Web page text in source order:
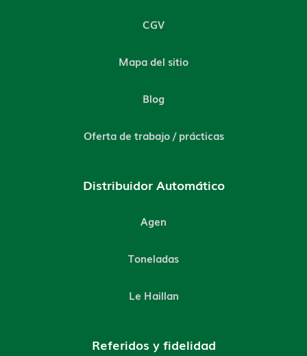
CGV
Mapa del sitio
Blog
Oferta de trabajo / prácticas
Distribuidor Automático
Agen
Toneladas
Le Haillan
Referidos y fidelidad